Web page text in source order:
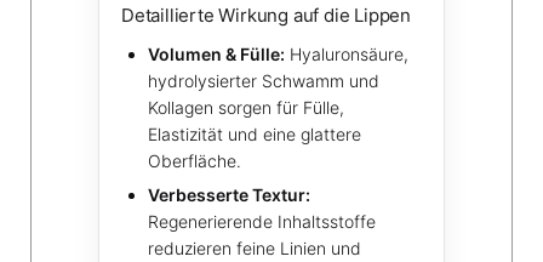
Detaillierte Wirkung auf die Lippen
Volumen & Fülle: Hyaluronsäure,
hydrolysierter Schwamm und
Kollagen sorgen für Fülle,
Elastizität und eine glattere
Oberfläche.
Verbesserte Textur:
Regenerierende Inhaltsstoffe
reduzieren feine Linien und